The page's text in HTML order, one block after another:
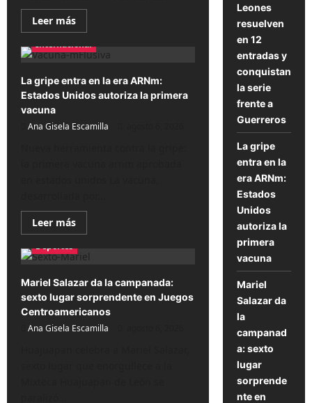
Leer másLee
más
Leones
resuelven
12
entradas
y
serie
Internacional
La gripe entra en la era ARNm:
Estados Unidos autoriza la primera
vacuna
Ana Gisela Escamilla
Leer másLee
más
La
gripe
en
la
era
ARNm:
Estados
Unidos
Deportes
Mariel Salazar da la campanada:
sexto lugar sorprendente en Juegos
Centroamericanos
Ana Gisela Escamilla
Leones
resuelven
en 12
entradas y
conquistan
la serie
frente a
Guerreros
La gripe
entra en la
era ARNm:
Estados
Unidos
autoriza la
primera
vacuna
Mariel
Salazar da
la
campanad
a: sexto
lugar
sorprende
nte en